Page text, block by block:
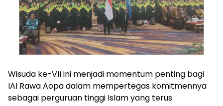
Wisuda ke-VII ini menjadi momentum penting bagi
IAI Rawa Aopa dalam mempertegas komitmennya
sebagai perguruan tinggi Islam yang terus